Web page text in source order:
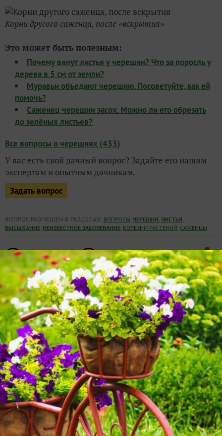
Корни другого саженца, после «вскрытия»
Это может быть полезным:
Почему вянут листья у черешни? Что за поросль у
дерева в 5 см от земли?
Муравьи объедают черешню. Посоветуйте, как ей
помочь?
Саженец черешни засох. Можно ли его обрезать
до зелёных листьев?
Все вопросы о черешнях (433)
У вас есть свой дачный вопрос? Задайте его нашим
экспертам и опытным дачникам.
Задать вопрос
ВОПРОС РАЗМЕЩЕН В РАЗДЕЛАХ: ВОПРОСЫ, ЧЕРЕШНИ, ЛИСТЬЯ,
ВЫСЫХАНИЕ, НЕИЗВЕСТНОЕ ЗАБОЛЕВАНИЕ, БОЛЕЗНИ РАСТЕНИЙ, САЖЕНЦЫ
8 комментариев 1спасибо за вопрос
в избранное 2673просмотра
Автор вопроса:
akxxl
10 июня 2021, 23:49
Сказать спасибо! 39
Все ответы и комментарии (8)
11 июня 2021, 10:27